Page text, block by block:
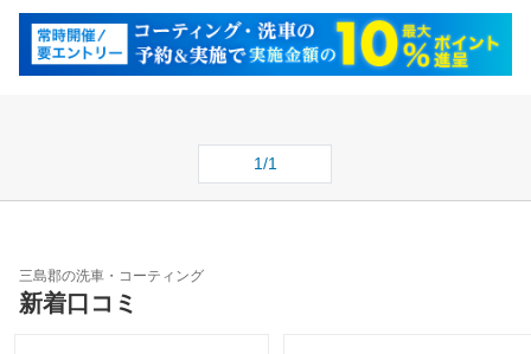
1/1
三島郡の洗車・コーティング
新着口コミ